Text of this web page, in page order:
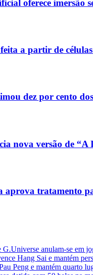
oferece imersão
a partir de
dez por cento
nova versão de
aprova tratamento
G.Universe anulam-se em
Hang Sai e mantém
Peng e mantém quarto